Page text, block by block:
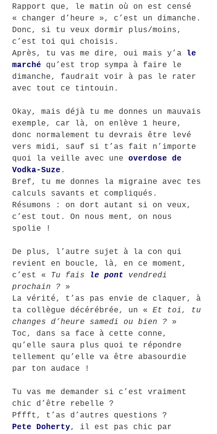
Rapport que, le matin où on est censé
« changer d’heure », c’est un dimanche.
Donc, si tu veux dormir plus/moins,
c’est toi qui choisis.
Après, tu vas me dire, oui mais y’a le
marché qu’est trop sympa à faire le
dimanche, faudrait voir à pas le rater
avec tout ce tintouin.
Okay, mais déjà tu me donnes un mauvais
exemple, car là, on enlève 1 heure,
donc normalement tu devrais être levé
vers midi, sauf si t’as fait n’importe
quoi la veille avec une overdose de
Vodka-Suze .
Bref, tu me donnes la migraine avec tes
calculs savants et compliqués.
Résumons : on dort autant si on veux,
c’est tout. On nous ment, on nous
spolie !
De plus, l’autre sujet à la con qui
revient en boucle, là, en ce moment,
c’est « Tu fais le pont vendredi
prochain ? »
La vérité, t’as pas envie de claquer, à
ta collègue décérébrée, un « Et toi, tu
changes d’heure samedi ou bien ? »
Toc, dans sa face à cette conne,
qu’elle saura plus quoi te répondre
tellement qu’elle va être abasourdie
par ton audace !
Tu vas me demander si c’est vraiment
chic d’être rebelle ?
Pffft, t’as d’autres questions ?
Pete Doherty, il est pas chic par